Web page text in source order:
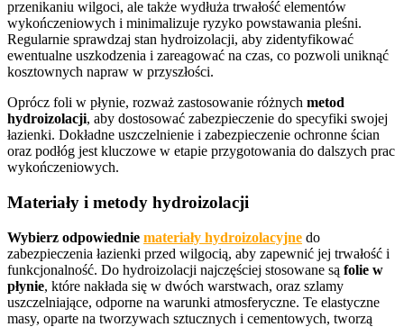
przenikaniu wilgoci, ale także wydłuża trwałość elementów
wykończeniowych i minimalizuje ryzyko powstawania pleśni.
Regularnie sprawdzaj stan hydroizolacji, aby zidentyfikować
ewentualne uszkodzenia i zareagować na czas, co pozwoli uniknąć
kosztownych napraw w przyszłości.
Oprócz foli w płynie, rozważ zastosowanie różnych metod
hydroizolacji, aby dostosować zabezpieczenie do specyfiki swojej
łazienki. Dokładne uszczelnienie i zabezpieczenie ochronne ścian
oraz podłóg jest kluczowe w etapie przygotowania do dalszych prac
wykończeniowych.
Materiały i metody hydroizolacji
Wybierz odpowiednie materiały hydroizolacyjne do
zabezpieczenia łazienki przed wilgocią, aby zapewnić jej trwałość i
funkcjonalność. Do hydroizolacji najczęściej stosowane są folie w
płynie, które nakłada się w dwóch warstwach, oraz szlamy
uszczelniające, odporne na warunki atmosferyczne. Te elastyczne
masy, oparte na tworzywach sztucznych i cementowych, tworzą